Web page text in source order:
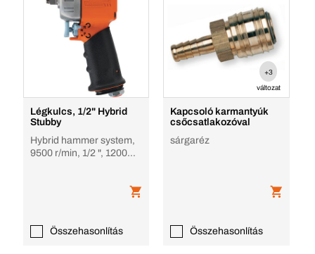
Légkulcs, 1/2" Hybrid
Stubby
Hybrid hammer system,
9500 r/min, 1/2 ", 1200
Összehasonlítás
+3
változat
Kapcsoló karmantyúk
csőcsatlakozóval
sárgaréz
Összehasonlítás